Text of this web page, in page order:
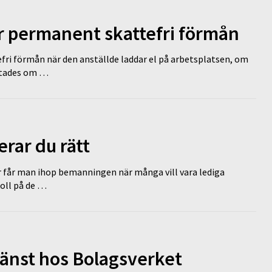
permanent skattefri förmån
förmån när den anställde laddar el på arbetsplatsen, om
om …
du rätt
man ihop bemanningen när många vill vara lediga
på de …
hos Bolagsverket